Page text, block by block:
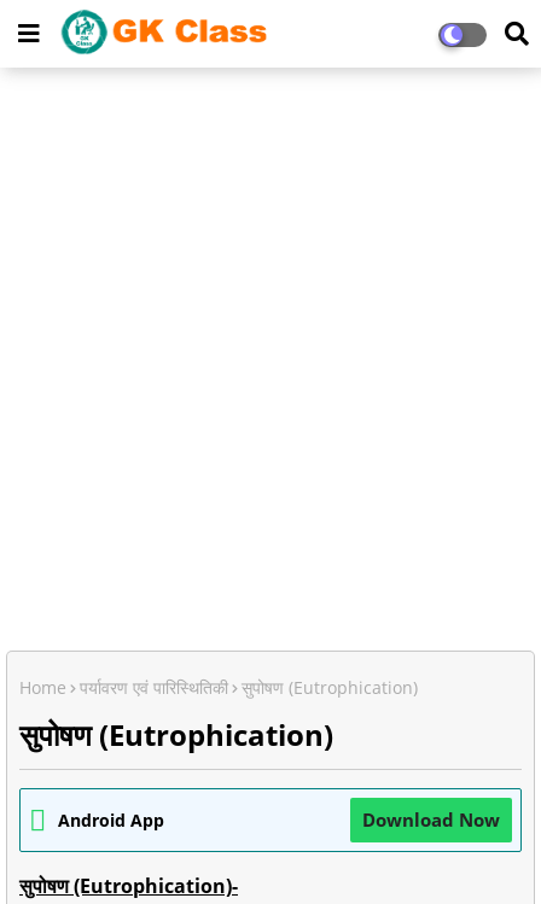
Home पर्यावरण एवं पारिस्थितिकी सुपोषण (Eutrophication)
सुपोषण (Eutrophication)
Android App Download Now
सुपोषण (Eutrophication)-